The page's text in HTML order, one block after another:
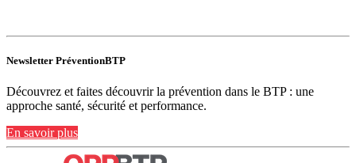
Newsletter PréventionBTP
Découvrez et faites découvrir la prévention dans le BTP : une
approche santé, sécurité et performance.
En savoir plus